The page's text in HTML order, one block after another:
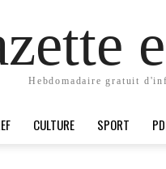
Hebdomadaire gratuit
CULTURE SPORT